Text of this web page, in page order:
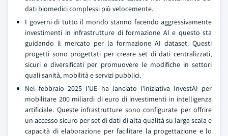
dati biomedici complessi più velocemente.
I governi di tutto il mondo stanno facendo aggressivamente
investimenti in infrastrutture di formazione AI e questo sta
guidando il mercato per la formazione AI dataset. Questi
progetti sono progettati per creare set di dati centralizzati,
sicuri e diversificati per promuovere le modifiche in settori
quali sanità, mobilità e servizi pubblici.
Nel febbraio 2025 l'UE ha lanciato l'iniziativa InvestAI per
mobilitare 200 miliardi di euro di investimenti in intelligenza
artificiale. Queste infrastrutture sono configurate per offrire
un accesso sicuro per set di dati di alta qualità su larga scala e
capacità di elaborazione per facilitare la progettazione e lo